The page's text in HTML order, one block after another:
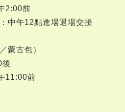
2:00前
中午12點進場退場交接
蒙古包）
11:00前